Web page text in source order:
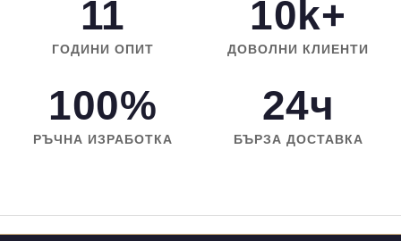
11
ГОДИНИ ОПИТ
10k+
ДОВОЛНИ КЛИЕНТИ
100%
РЪЧНА ИЗРАБОТКА
24ч
БЪРЗА ДОСТАВКА